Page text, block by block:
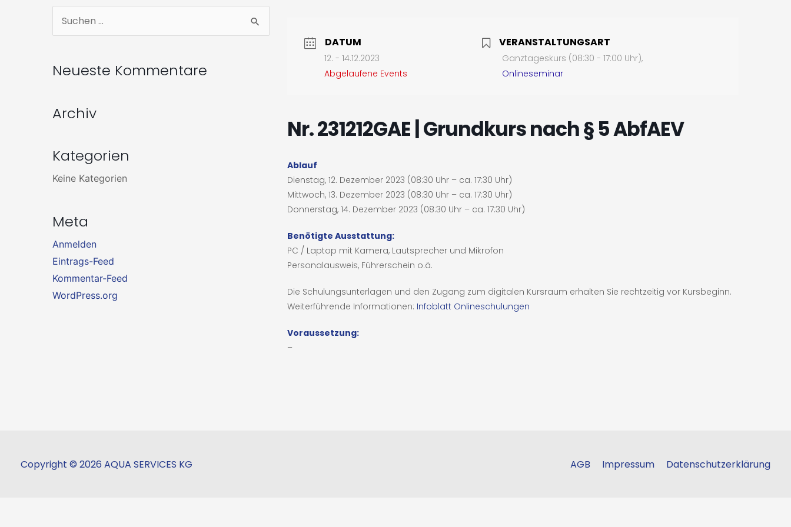
Suchen
nach:
Neueste Kommentare
Archiv
Kategorien
Keine Kategorien
Meta
Anmelden
Eintrags-Feed
Kommentar-Feed
WordPress.org
DATUM
12. - 14.12.2023
Abgelaufene Events
VERANSTALTUNGSART
Ganztageskurs (08:30 - 17:00 Uhr),
Onlineseminar
Nr. 231212GAE | Grundkurs nach § 5 AbfAEV
Ablauf
Dienstag, 12. Dezember 2023 (08:30 Uhr – ca. 17:30 Uhr)
Mittwoch, 13. Dezember 2023 (08:30 Uhr – ca. 17:30 Uhr)
Donnerstag, 14. Dezember 2023 (08:30 Uhr – ca. 17:30 Uhr)
Benötigte Ausstattung:
PC / Laptop mit Kamera, Lautsprecher und Mikrofon
Personalausweis, Führerschein o.ä.
Die Schulungsunterlagen und den Zugang zum digitalen Kursraum erhalten Sie rechtzeitig vor Kursbeginn.
Weiterführende Informationen: Infoblatt Onlineschulungen
Voraussetzung:
–
Copyright © 2026 AQUA SERVICES KG AGB Impressum Datenschutzerklärung